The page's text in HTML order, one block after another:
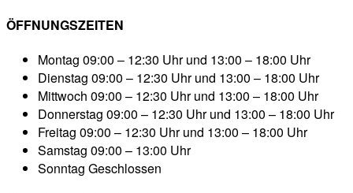
ÖFFNUNGSZEITEN
Montag 09:00 – 12:30 Uhr und 13:00 – 18:00 Uhr
Dienstag 09:00 – 12:30 Uhr und 13:00 – 18:00 Uhr
Mittwoch 09:00 – 12:30 Uhr und 13:00 – 18:00 Uhr
Donnerstag 09:00 – 12:30 Uhr und 13:00 – 18:00 Uhr
Freitag 09:00 – 12:30 Uhr und 13:00 – 18:00 Uhr
Samstag 09:00 – 13:00 Uhr
Sonntag Geschlossen